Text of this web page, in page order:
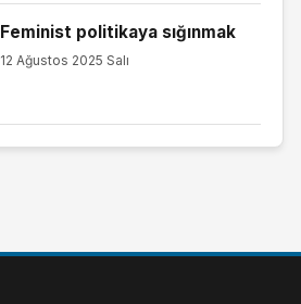
Feminist politikaya sığınmak
12 Ağustos 2025 Salı